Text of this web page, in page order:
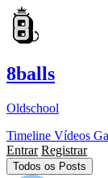
8balls
Oldschool
Timeline Vídeos
Entrar Registrar
Todos os Posts